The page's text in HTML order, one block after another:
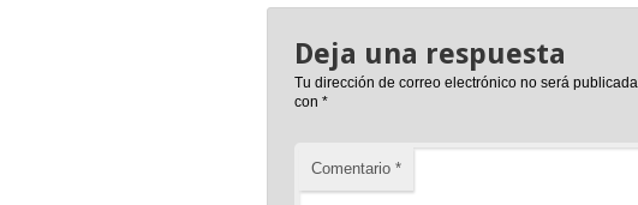
Deja una respuesta
Tu dirección de correo electrónico no será publicada.
con*
Comentario*